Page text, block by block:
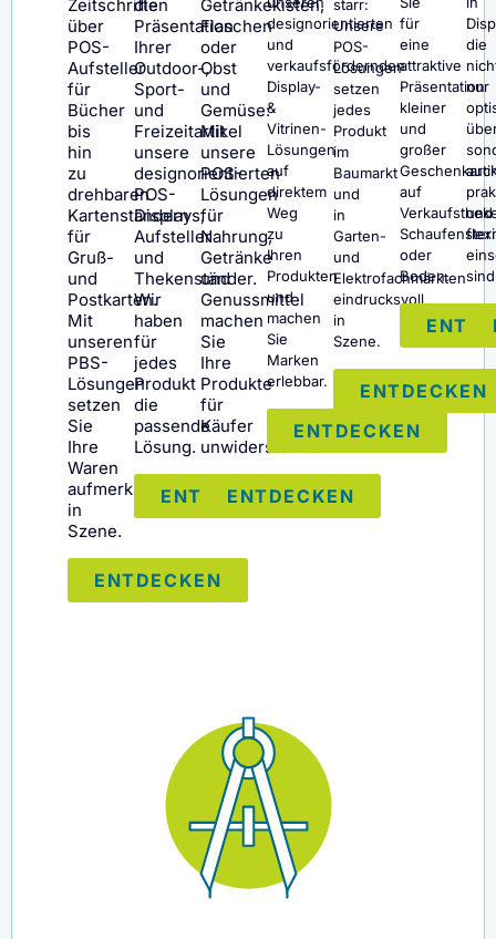
Zeitschriften
über
POS-
Aufsteller
für
Bücher
bis
hin
zu
drehbaren
Kartenständern
für
Gruß-
und
Postkarten.
Mit
unseren
PBS-
Lösungen
setzen
Sie
Ihre
Waren
aufmerksamkeitsstark
in
Szene.
ENTDECKEN
die
Präsentation
Ihrer
Outdoor-,
Sport-
und
Freizeitartikel
unsere
designorientierten
POS-
Displays,
Aufsteller
und
Thekenständer.
Wir
haben
für
jedes
Produkt
die
passende
Lösung.
ENTDECKEN
Getränkekisten,
Flaschen
oder
Obst
und
Gemüse:
Mit
unsere
POS-
Lösungen
für
Nahrung,
Getränke
und
Genussmittel
machen
Sie
Ihre
Produkte
für
Käufer
unwiderstehlich.
ENTDECKEN
designorientierten
und
verkaufsfördernden
Display-
&
Vitrinen-
Lösungen
auf
direktem
Weg
zu
Ihren
Produkten
und
machen
Sie
Marken
erlebbar.
ENTDECKEN
starr:
Unsere
POS-
Lösungen
setzen
jedes
Produkt
im
Baumarkt
und
in
Garten-
und
Elektrofachmärkten
eindrucksvoll
in
Szene.
ENTDECKEN
für
eine
attraktive
Präsentation
kleiner
und
großer
auf
oder
Boden.
die
nur
und